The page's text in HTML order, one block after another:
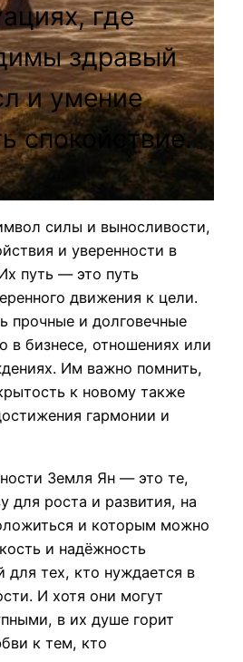
где
здравый
и умение
спокойствие.
силы и выносливости,
и уверенности в
путь — это путь
движения к цели.
прочные и долговечные
в бизнесе, отношениях или
Им важно помнить,
к новому также
гармонии и
Земля Ян — это те,
для роста и развития, на
и которым можно
и надёжность
для тех, кто нуждается в
И хотя они могут
в их душе горит
к тем, кто